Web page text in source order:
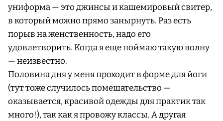
униформа — это джинсы и кашемировый свитер,
в который можно прямо занырнуть. Раз есть
порыв на женственность, надо его
удовлетворить. Когда я еще поймаю такую волну
— неизвестно.
Половина дня у меня проходит в форме для йоги
(тут тоже случилось помешательство —
оказывается, красивой одежды для практик так
много!), так как я провожу классы. А другая